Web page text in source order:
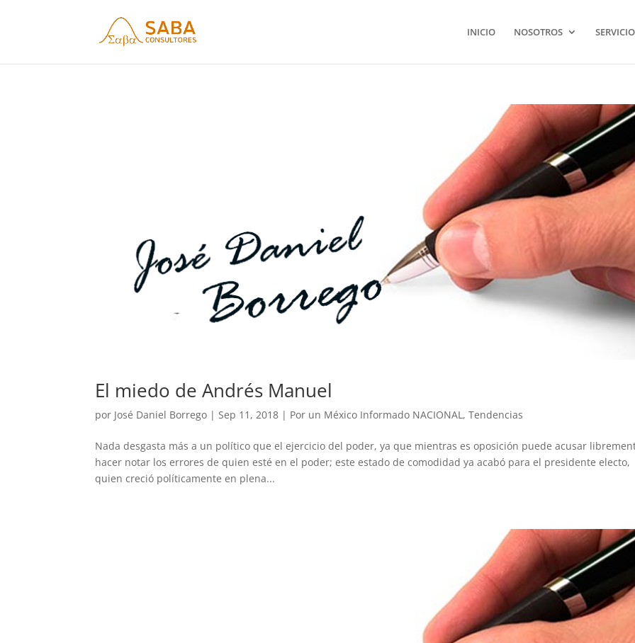
INICIO NOSOTROS
El miedo de Andrés Manuel
por José Daniel Borrego |Sep 11, 2018 | Por un México Informado NACIONAL,Tendencias
Nada desgasta más a un político que el ejercicio del poder, ya que mientras es oposición puede acusar
hacer notar los errores de quien esté en el poder; este estado de comodidad ya acabó para el presidente electo,
quien creció políticamente en plena...